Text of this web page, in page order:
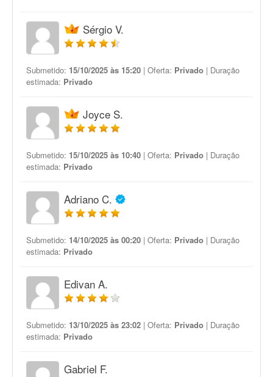
Sérgio V.
Submetido: 15/10/2025 às 15:20 | Oferta: Privado | Duração
estimada: Privado
Joyce S.
Submetido: 15/10/2025 às 10:40 | Oferta: Privado | Duração
estimada: Privado
Adriano C.
Submetido: 14/10/2025 às 00:20 | Oferta: Privado | Duração
estimada: Privado
Edivan A.
Submetido: 13/10/2025 às 23:02 | Oferta: Privado | Duração
estimada: Privado
Gabriel F.